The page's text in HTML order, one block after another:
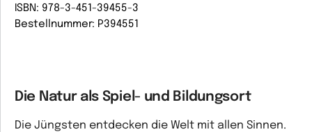
ISBN: 978-3-451-39455-3
Bestellnummer: P394551
Die Natur als Spiel- und Bildungsort
Die Jüngsten entdecken die Welt mit allen Sinnen.